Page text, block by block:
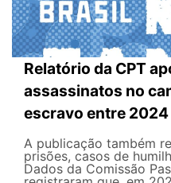
Relatório da CPT
assassinatos no
escravo entre
A publicação também
prisões, casos de
Dados da Comissão